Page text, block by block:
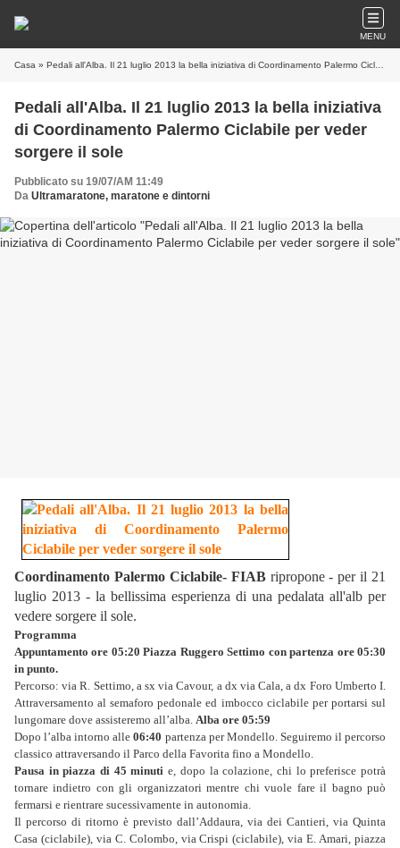
MENU
Casa » Pedali all'Alba. Il 21 luglio 2013 la bella iniziativa di Coordinamento Palermo Ciclabile per veder sorgere il sole
Pedali all'Alba. Il 21 luglio 2013 la bella iniziativa
di Coordinamento Palermo Ciclabile per veder
sorgere il sole
Pubblicato su 19/07/AM 11:49
Da Ultramaratone, maratone e dintorni
Coordinamento Palermo Ciclabile- FIAB ripropone - per il 21
luglio 2013 - la bellissima esperienza di una pedalata all'alb per
vedere sorgere il sole.
Programma
Appuntamento ore 05:20 Piazza Ruggero Settimo con partenza ore 05:30
in punto.
Percorso: via R. Settimo, a sx via Cavour, a dx via Cala, a dx Foro Umberto I.
Attraversamento al semaforo pedonale ed imbocco ciclabile per portarsi sul
lungomare dove assisteremo all’alba. Alba ore 05:59
Dopo l’alba intorno alle06:40 partenza per Mondello. Seguiremo il percorso
classico attraversando il Parco della Favorita fino a Mondello.
Pausa in piazza di 45 minuti e, dopo la colazione, chi lo preferisce potrà
tornare indietro con gli organizzatori mentre chi vuole fare il bagno può
fermarsi e rientrare sucessivamente in autonomia.
Il percorso di ritorno è previsto dall’Addaura, via dei Cantieri, via Quinta
Casa (ciclabile), via C. Colombo, via Crispi (ciclabile), via E. Amari, piazza